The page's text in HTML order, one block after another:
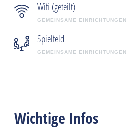
Wifi (geteilt)
GEMEINSAME EINRICHTUNGEN
Spielfeld
GEMEINSAME EINRICHTUNGEN
Wichtige Infos